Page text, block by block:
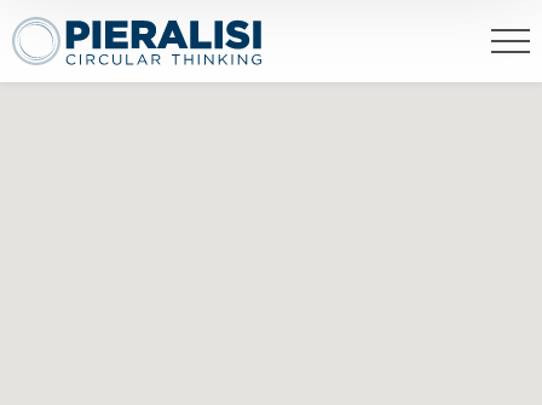
Pieralisi Maip Spa